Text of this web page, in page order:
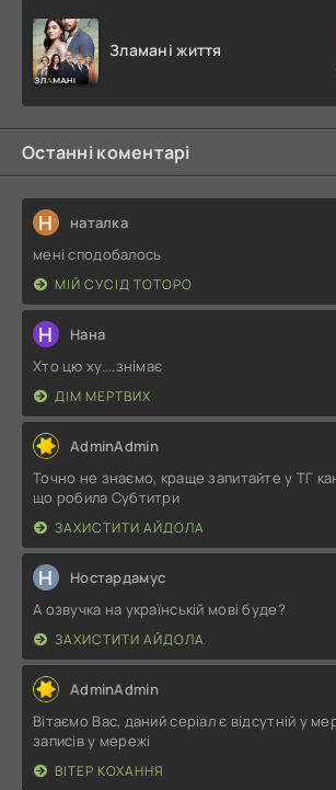
Зламані життя
Останні коментарі
Н наталка
мені сподобалось
МІЙ СУСІД ТОТОРО
Н Нана
Хто цю ху....знімає
ДІМ МЕРТВИХ
AdminAdmin
Точно не знаємо, краще запитайте у ТГ
що робила Субтитри
ЗАХИСТИТИ АЙДОЛА
Н Ностардамус
А озвучка на українській мові буде?
ЗАХИСТИТИ АЙДОЛА
AdminAdmin
Вітаємо Вас, даний серіал є відсутній у
записів у мережі
ВІТЕР КОХАННЯ